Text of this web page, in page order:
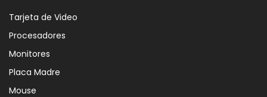
Tarjeta de Video
Procesadores
Monitores
Placa Madre
Mouse